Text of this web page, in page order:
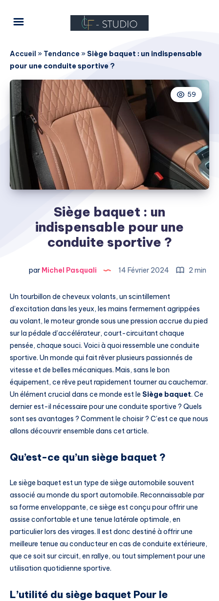
Accueil » Tendance » Siège baquet : un indispensable
pour une conduite sportive ?
59
Siège baquet : un
indispensable pour une
conduite sportive ?
par Michel Pasquali 14 Février 2024 2 min
Un tourbillon de cheveux volants, un scintillement
d’excitation dans les yeux, les mains fermement agrippées
au volant, le moteur gronde sous une pression accrue du pied
sur la pédale d’accélérateur, court-circuitant chaque
pensée, chaque souci. Voici à quoi ressemble une conduite
sportive. Un monde qui fait rêver plusieurs passionnés de
vitesse et de belles mécaniques. Mais, sans le bon
équipement, ce rêve peut rapidement tourner au cauchemar.
Un élément crucial dans ce monde est le Siège baquet. Ce
dernier est-il nécessaire pour une conduite sportive ? Quels
sont ses avantages ? Comment le choisir ? C’est ce que nous
allons découvrir ensemble dans cet article.
Qu’est-ce qu’un siège baquet ?
Le siège baquet est un type de siège automobile souvent
associé au monde du sport automobile. Reconnaissable par
sa forme enveloppante, ce siège est conçu pour offrir une
assise confortable et une tenue latérale optimale, en
particulier lors des virages. Il est donc destiné à offrir une
meilleure tenue au conducteur en cas de conduite extérieure,
que ce soit sur circuit, en rallye, ou tout simplement pour une
utilisation quotidienne sportive.
L’utilité du siège baquet Pour le